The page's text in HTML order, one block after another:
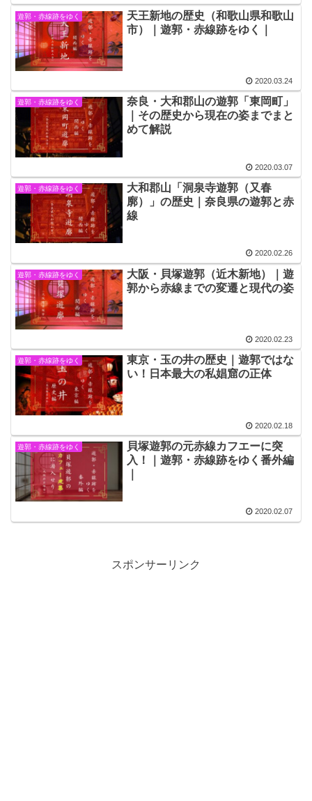
遊郭・赤線跡をゆく
天王新地の歴史（和歌山県和歌山
市）｜遊郭・赤線跡をゆく｜
2020.03.24
遊郭・赤線跡をゆく
奈良・大和郡山の遊郭「東岡町」
｜その歴史から現在の姿までまと
めて解説
2020.03.07
遊郭・赤線跡をゆく
大和郡山「洞泉寺遊郭（又春
廓）」の歴史｜奈良県の遊郭と赤
線
2020.02.26
遊郭・赤線跡をゆく
大阪・貝塚遊郭（近木新地）｜遊
郭から赤線までの変遷と現代の姿
2020.02.23
遊郭・赤線跡をゆく
東京・玉の井の歴史｜遊郭ではな
い！日本最大の私娼窟の正体
2020.02.18
遊郭・赤線跡をゆく
貝塚遊郭の元赤線カフエーに突
入！｜遊郭・赤線跡をゆく番外編
2020.02.07
スポンサーリンク